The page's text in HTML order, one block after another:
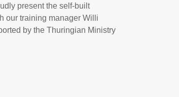
present the self-built
our training manager Willi
by the Thuringian Ministry